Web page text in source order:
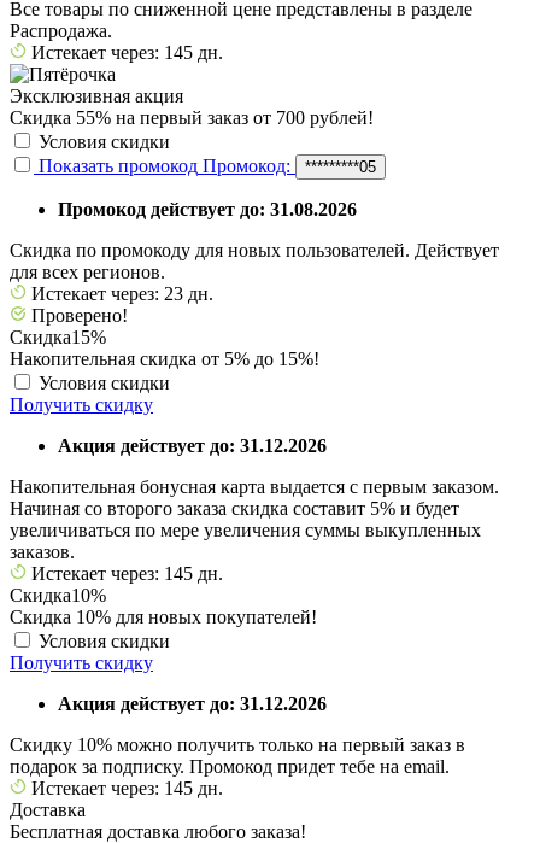
Все товары по сниженной цене представлены в разделе
Распродажа.
Истекает через: 145 дн.
Эксклюзивная акция
Скидка 55% на первый заказ от 700 рублей!
Условия скидки
Показать промокод Промокод: *********05
Промокод действует до: 31.08.2026
Скидка по промокоду для новых пользователей. Действует
для всех регионов.
Истекает через: 23 дн.
Проверено!
Скидка15%
Накопительная скидка от 5% до 15%!
Условия скидки
Получить скидку
Акция действует до: 31.12.2026
Накопительная бонусная карта выдается с первым заказом.
Начиная со второго заказа скидка составит 5% и будет
увеличиваться по мере увеличения суммы выкупленных
заказов.
Истекает через: 145 дн.
Скидка10%
Скидка 10% для новых покупателей!
Условия скидки
Получить скидку
Акция действует до: 31.12.2026
Скидку 10% можно получить только на первый заказ в
подарок за подписку. Промокод придет тебе на email.
Истекает через: 145 дн.
Доставка
Бесплатная доставка любого заказа!